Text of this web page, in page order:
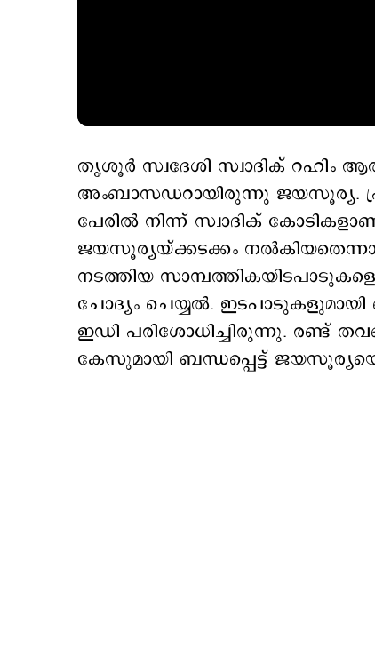
തൃശൂര്‍ സ്വദേശി സ്വാദിക് റഹിം
അംബാസഡറായിരുന്നു ജയസൂര്യ.
പേരില്‍ നിന്ന് സ്വാദിക്
ജയസൂര്യയ്ക്കടക്കം
നടത്തിയ
ചോദ്യം ചെയ്യല്‍. ഇടപാടുകളുമായി
ഇഡി പരിശോധിച്ചിരുന്നു. രണ്ട്
കേസുമായി ബന്ധപ്പെട്ട്